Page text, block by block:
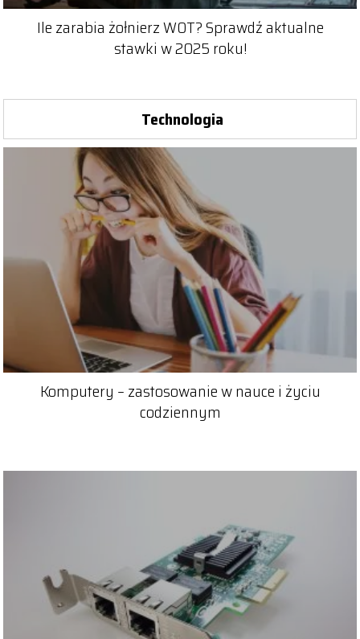
Ile zarabia żołnierz WOT? Sprawdź aktualne
stawki w 2025 roku!
Technologia
Komputery – zastosowanie w nauce i życiu
codziennym